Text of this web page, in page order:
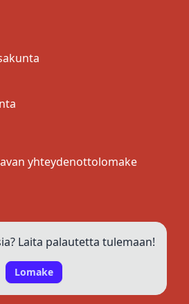
yhteydenottolomake
Laita palautetta tulemaan!
Lomake